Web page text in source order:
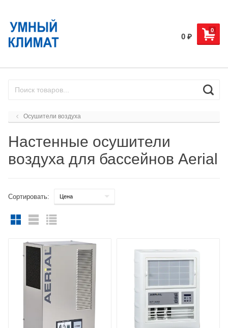
0
0 ₽
Осушители воздуха
Настенные осушители
воздуха для бассейнов Aerial
Сортировать: